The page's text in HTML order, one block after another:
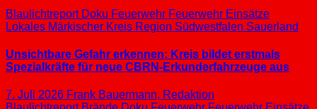
Blaulichtreport Doku Feuerwehr Feuerwehr Einsätze
Lokales Märkischer Kreis Region Südwestfalen Sauerland
Unsichtbare Gefahr erkennen: Kreis bildet erstmals
Spezialkräfte für neue CBRN-Erkunderfahrzeuge aus
7. Juli 2026 Frank Bauermann, Redaktion